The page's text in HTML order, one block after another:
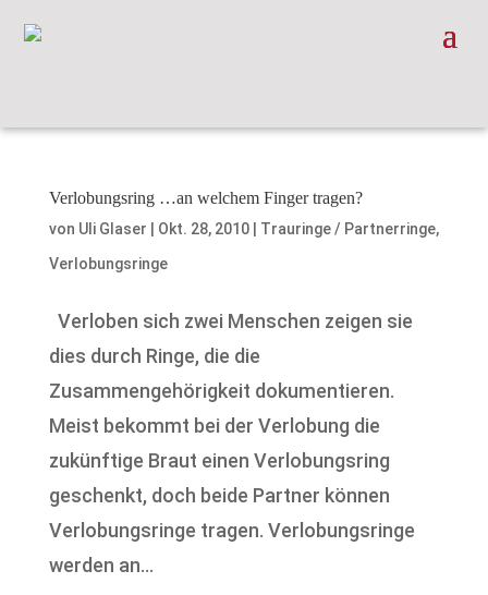
Verlobungsring …an welchem Finger tragen?
von Uli Glaser Okt. 28, 2010| Trauringe / Partnerringe,
Verlobungsringe
Verloben sich zwei Menschen zeigen sie
dies durch Ringe, die die
Zusammengehörigkeit dokumentieren.
Meist bekommt bei der Verlobung die
zukünftige Braut einen Verlobungsring
geschenkt, doch beide Partner können
Verlobungsringe tragen. Verlobungsringe
werden an...